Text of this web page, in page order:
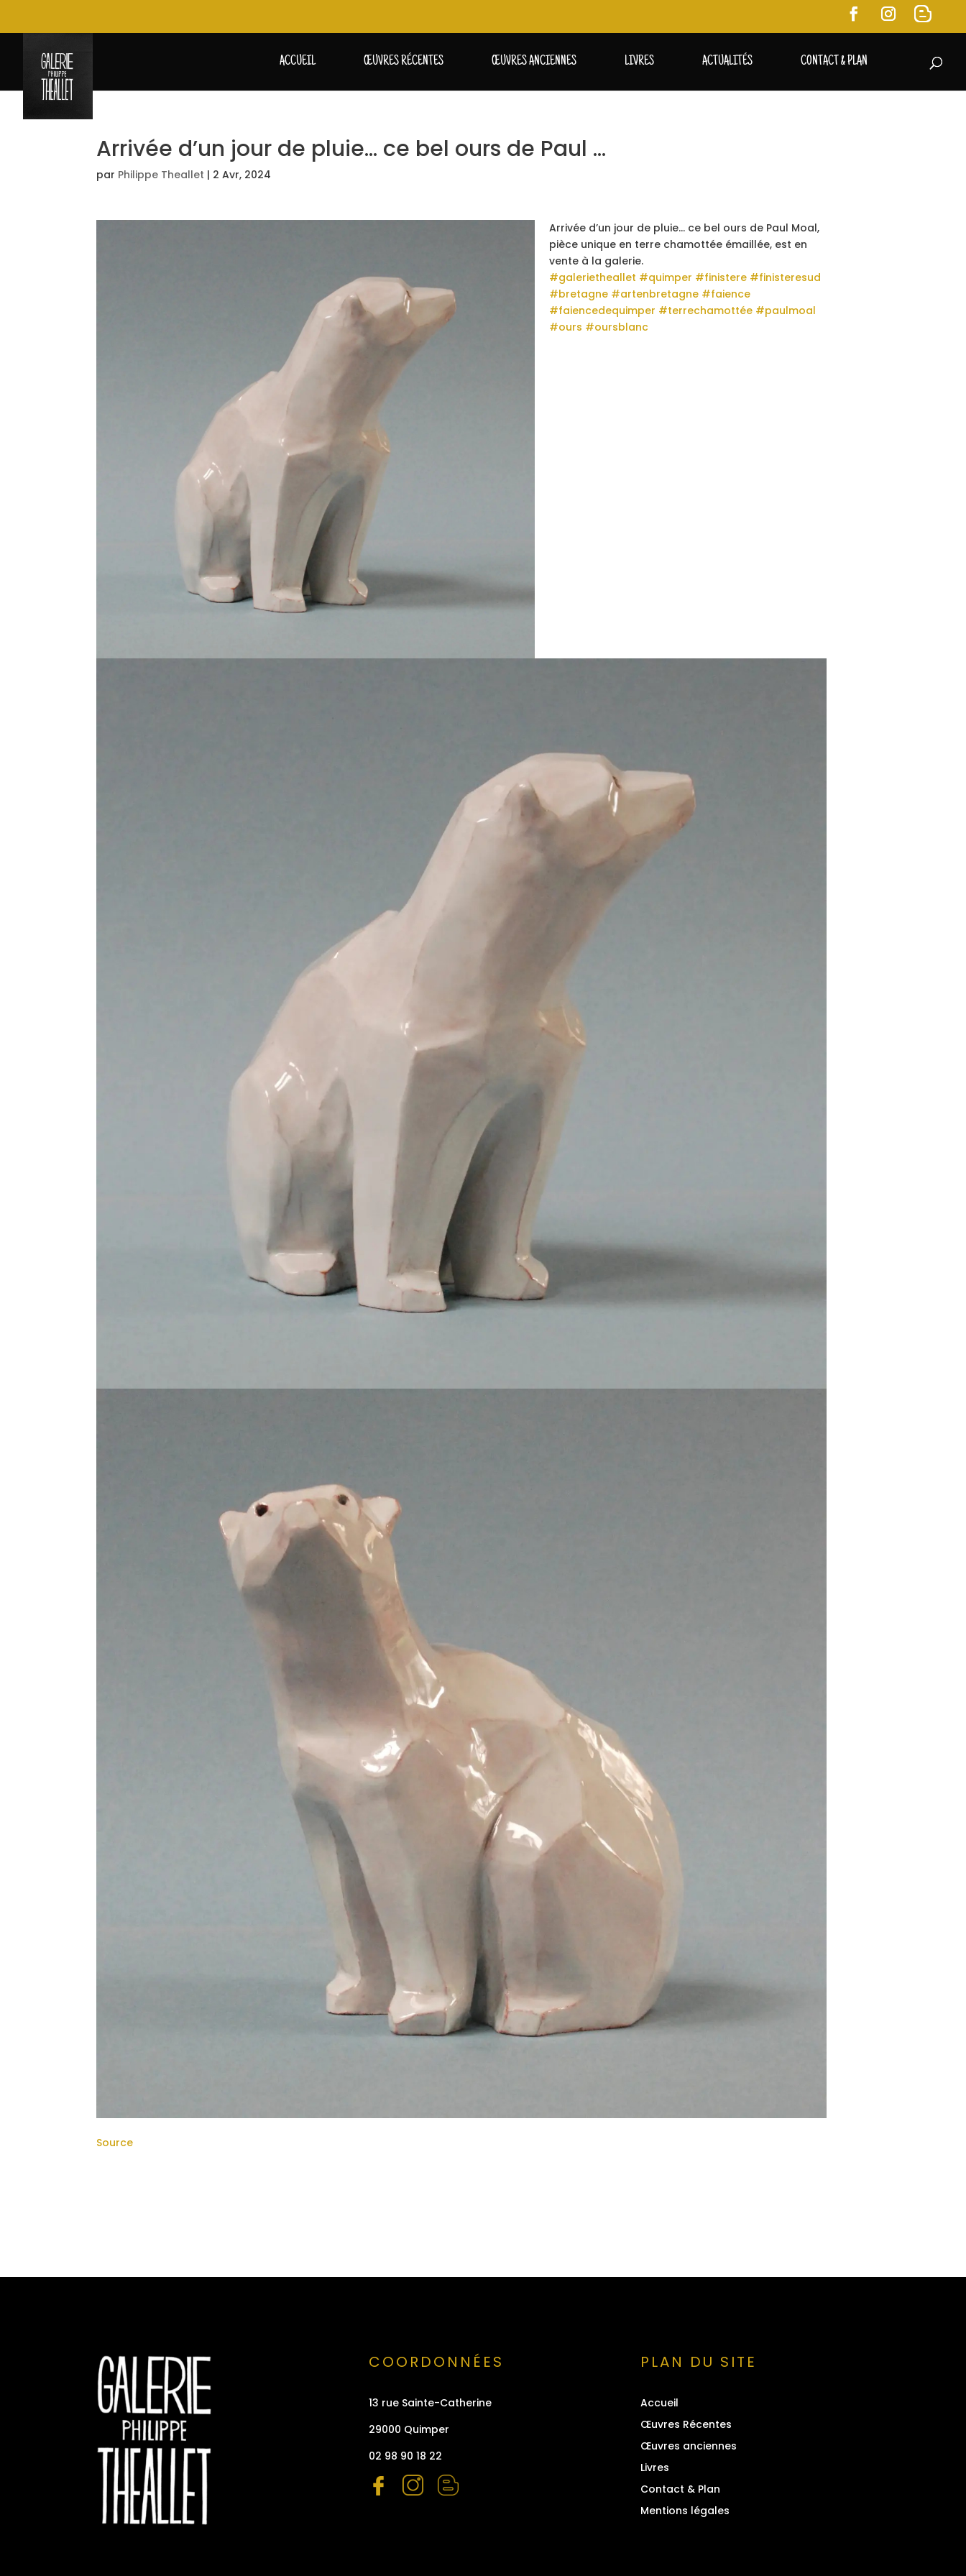
ACCUEIL ŒUVRES RÉCENTES ŒUVRES ANCIENNES LIVRES ACTUALITÉS CONTACT & PLAN
Arrivée d’un jour de pluie… ce bel ours de Paul …
par Philippe Theallet | 2 Avr, 2024
Arrivée d’un jour de pluie… ce bel ours de Paul Moal,
pièce unique en terre chamottée émaillée, est en
vente à la galerie.
#galerietheallet #quimper #finistere #finisteresud
#bretagne #artenbretagne #faience
#faiencedequimper #terrechamottée #paulmoal
#ours #oursblanc
Source
COORDONNÉES
13 rue Sainte-Catherine
29000 Quimper
02 98 90 18 22
PLAN DU SITE
Accueil
Œuvres Récentes
Œuvres anciennes
Livres
Contact & Plan
Mentions légales